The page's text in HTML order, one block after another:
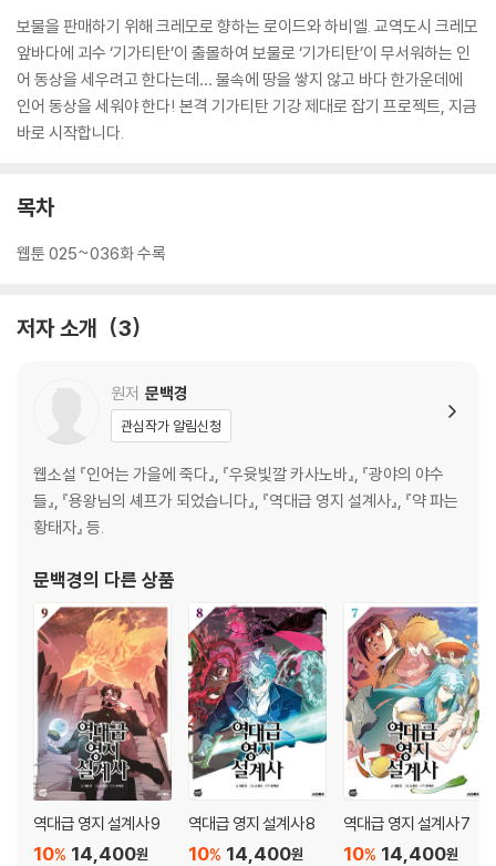
보물을 판매하기 위해 크레모로 향하는 로이드와 하비엘. 교역도시 크레모
앞바다에 괴수 ‘기가티탄’이 출몰하여 보물로 ‘기가티탄’이 무서워하는 인
어 동상을 세우려고 한다는데… 물속에 땅을 쌓지 않고 바다 한가운데에
인어 동상을 세워야 한다! 본격 기가티탄 기강 제대로 잡기 프로젝트, 지금
바로 시작합니다.
목차
웹툰 025~036화 수록
저자 소개 3
원저 문백경
관심작가 알림신청
웹소설 『인어는 가을에 죽다』, 『우윳빛깔 카사노바』, 『광야의 야수
들』, 『용왕님의 셰프가 되었습니다』, 『역대급 영지 설계사』, 『약 파는
황태자』 등.
문백경의 다른 상품
역대급 영지 설계사 9
14,400원
10%
역대급 영지 설계사 8
14,400원
10%
역대급 영지 설계사 7
14,400원
10%